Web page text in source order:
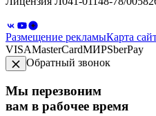
Размещение рекламыКарта
VISAMasterCardМИРSberPay
Обратный звонок
Мы перезвоним
вам в рабочее время